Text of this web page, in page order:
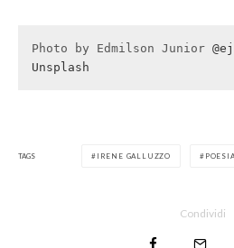
Photo by Edmilson Junior
Unsplash
TAGS IRENE GALLUZZO
Condividi